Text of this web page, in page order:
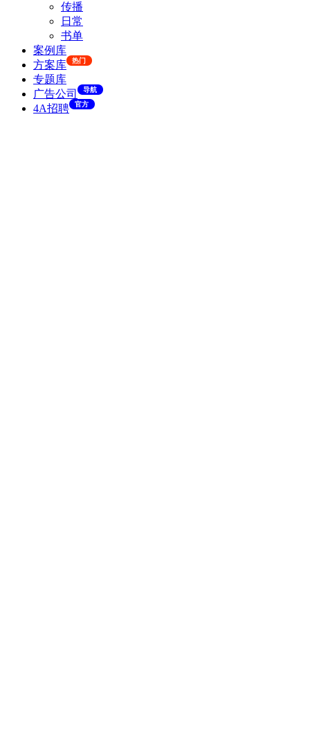
传播
日常
书单
案例库
方案库
热门
专题库
广告公司
导航
4A招聘 官方